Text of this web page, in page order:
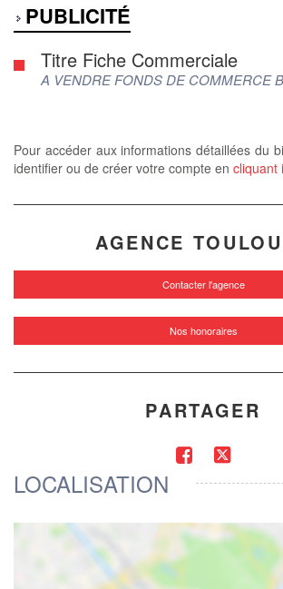
PUBLICITÉ
Titre Fiche Commerciale
A VENDRE FONDS DE COMMERCE
Pour accéder aux informations détaillées du
identifier ou de créer votre compte en cliquant
AGENCE
Contacter l'agence
Nos honoraires
PARTAGER
LOCALISATION